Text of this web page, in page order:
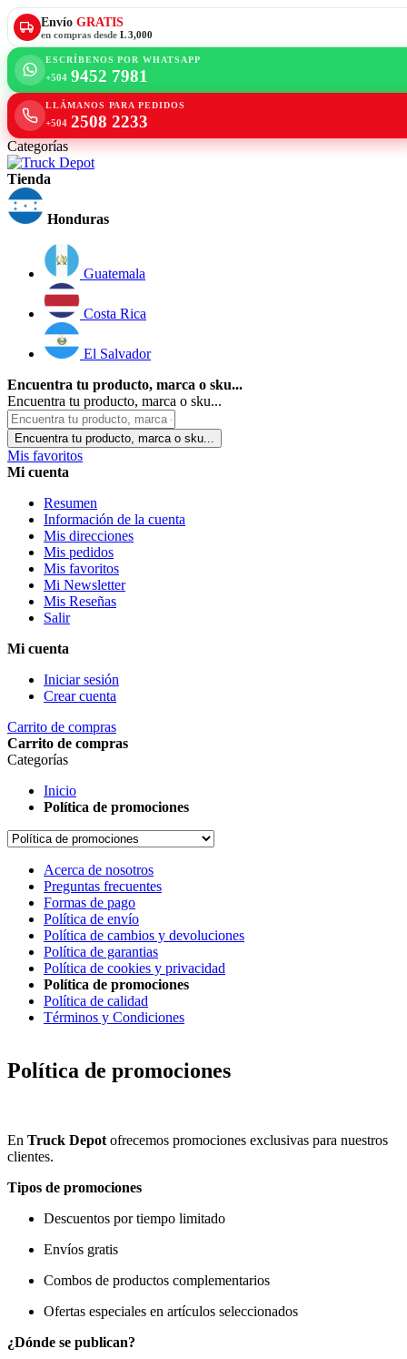
Envío GRATIS
en compras desde L 3,000
ESCRÍBENOS POR WHATSAPP
+504 9452 7981
LLÁMANOS PARA PEDIDOS
+504 2508 2233
Categorías
Tienda
Honduras
Guatemala
Costa Rica
El Salvador
Encuentra tu producto, marca o sku...
Encuentra tu producto, marca o sku...
Encuentra tu producto, marca o sku...
Mis favoritos
Mi cuenta
Resumen
Información de la cuenta
Mis direcciones
Mis pedidos
Mis favoritos
Mi Newsletter
Mis Reseñas
Salir
Mi cuenta
Iniciar sesión
Crear cuenta
Carrito de compras
Carrito de compras
Categorías
Inicio
Política de promociones
Acerca de nosotros
Preguntas frecuentes
Formas de pago
Política de envío
Política de cambios y devoluciones
Política de garantias
Política de cookies y privacidad
Política de promociones
Política de calidad
Términos y Condiciones
Política de promociones
En Truck Depot ofrecemos promociones exclusivas para nuestros
clientes.
Tipos de promociones
Descuentos por tiempo limitado
Envíos gratis
Combos de productos complementarios
Ofertas especiales en artículos seleccionados
¿Dónde se publican?